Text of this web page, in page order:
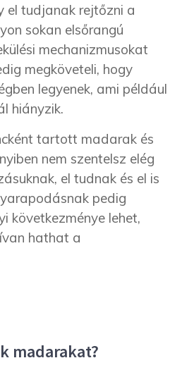
el tudjanak rejtőzni a
sokan elsőrangú
mechanizmusokat
megköveteli, hogy
legyenek, ami például
hiányzik.
tartott madarak és
nem szentelsz elég
el tudnak és el is
pedig
következménye lehet,
hathat a
madarakat?